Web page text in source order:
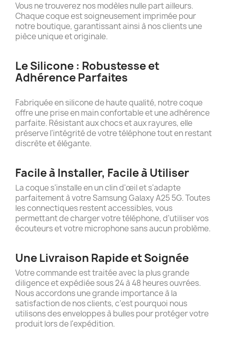
Vous ne trouverez nos modèles nulle part ailleurs.
Chaque coque est soigneusement imprimée pour
notre boutique, garantissant ainsi à nos clients une
pièce unique et originale.
Le Silicone : Robustesse et
Adhérence Parfaites
Fabriquée en silicone de haute qualité, notre coque
offre une prise en main confortable et une adhérence
parfaite. Résistant aux chocs et aux rayures, elle
préserve l'intégrité de votre téléphone tout en restant
discrète et élégante.
Facile à Installer, Facile à Utiliser
La coque s'installe en un clin d'œil et s'adapte
parfaitement à votre Samsung Galaxy A25 5G. Toutes
les connectiques restent accessibles, vous
permettant de charger votre téléphone, d'utiliser vos
écouteurs et votre microphone sans aucun problème.
Une Livraison Rapide et Soignée
Votre commande est traitée avec la plus grande
diligence et expédiée sous 24 à 48 heures ouvrées.
Nous accordons une grande importance à la
satisfaction de nos clients, c'est pourquoi nous
utilisons des enveloppes à bulles pour protéger votre
produit lors de l'expédition.